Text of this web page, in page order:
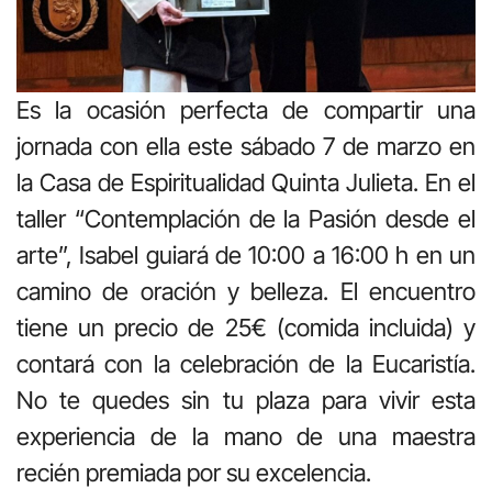
Es la ocasión perfecta de compartir una
jornada con ella este sábado 7 de marzo en
la Casa de Espiritualidad Quinta Julieta. En el
taller “Contemplación de la Pasión desde el
arte”, Isabel guiará de 10:00 a 16:00 h en un
camino de oración y belleza. El encuentro
tiene un precio de 25€ (comida incluida) y
contará con la celebración de la Eucaristía.
No te quedes sin tu plaza para vivir esta
experiencia de la mano de una maestra
recién premiada por su excelencia.